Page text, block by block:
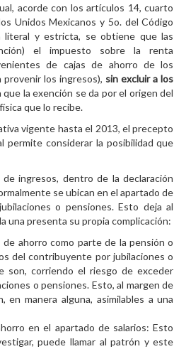
acorde con los artículos 14, cuarto
Unidos Mexicanos y 5o. del Código
literal y estricta, se obtiene que las
el impuesto sobre la renta
de cajas de ahorro de los
los ingresos), sin excluir a los
la exención se da por el origen del
que lo recibe.
vigente hasta el 2013, el precepto
permite considerar la posibilidad que
ingresos, dentro de la declaración
se ubican en el apartado de
o pensiones. Esto deja al
una presenta su propia complicación:
ahorro como parte de la pensión o
del contribuyente por jubilaciones o
son, corriendo el riesgo de exceder
o pensiones. Esto, al margen de
manera alguna, asimilables a una
en el apartado de salarios: Esto
puede llamar al patrón y este